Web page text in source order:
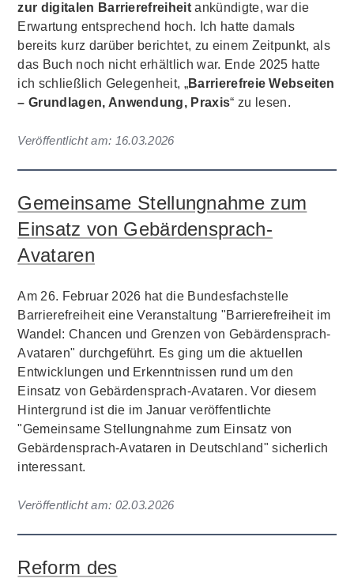
zur digitalen Barrierefreiheit ankündigte, war die
Erwartung entsprechend hoch. Ich hatte damals
bereits kurz darüber berichtet, zu einem Zeitpunkt, als
das Buch noch nicht erhältlich war. Ende 2025 hatte
ich schließlich Gelegenheit, „Barrierefreie Webseiten
– Grundlagen, Anwendung, Praxis“ zu lesen.
Veröffentlicht am: 16.03.2026
Gemeinsame Stellungnahme zum
Einsatz von Gebärdensprach-
Avataren
Am 26. Februar 2026 hat die Bundesfachstelle
Barrierefreiheit eine Veranstaltung "Barrierefreiheit im
Wandel: Chancen und Grenzen von Gebärdensprach-
Avataren" durchgeführt. Es ging um die aktuellen
Entwicklungen und Erkenntnissen rund um den
Einsatz von Gebärdensprach-Avataren. Vor diesem
Hintergrund ist die im Januar veröffentlichte
"Gemeinsame Stellungnahme zum Einsatz von
Gebärdensprach-Avataren in Deutschland" sicherlich
interessant.
Veröffentlicht am: 02.03.2026
Reform des